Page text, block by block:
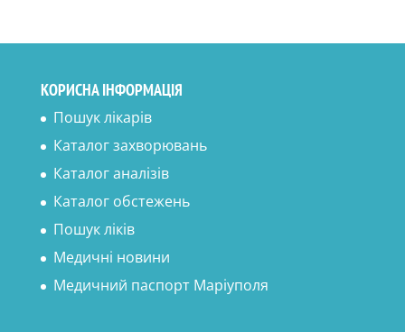
КОРИСНА ІНФОРМАЦІЯ
Пошук лікарів
Каталог захворювань
Каталог аналізів
Каталог обстежень
Пошук ліків
Медичні новини
Медичний паспорт Маріуполя